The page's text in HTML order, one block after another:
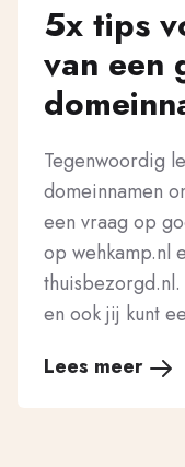
5x tips
van een
Tegenwoordig
domeinnamen
een vraag op
op wehkamp.nl
en ook jij kunt
Lees meer